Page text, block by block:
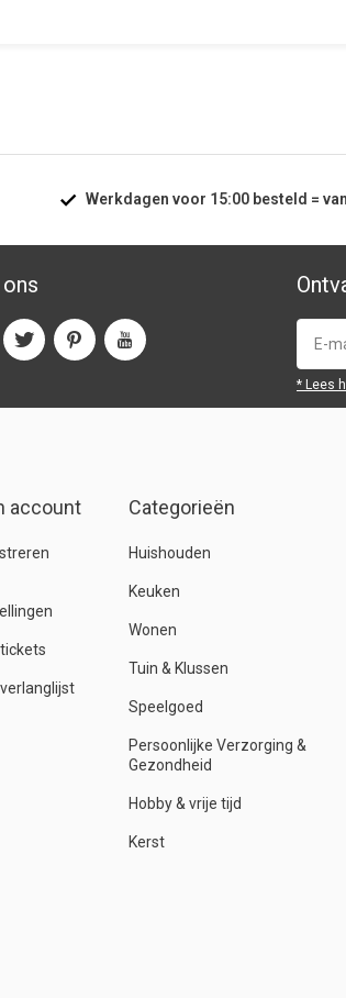
Werkdagen voor 15:00besteld =
* Lees
account Categorieën
Huishouden
Keuken
Wonen
Tuin & Klussen
Speelgoed
Persoonlijke Verzorging &
Gezondheid
Hobby & vrije tijd
Kerst